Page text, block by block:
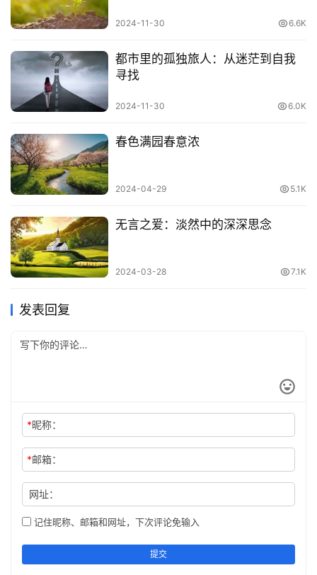
译文：懂得满足就不会受到屈辱，懂得适可而止就不会遇到
10.百里不同风，千里不同俗。《汉书》
译文：在一百里的范围之内，可能气候是一样的，出了一百
里，这个气候就不同了，如果你出了一千里，俗也不同了。
11.不汲汲于富贵，不戚戚于贫贱。《汉书》
12.事不当时固争，防祸于未然。《汉书》
译文：事情不应该立马确定下来，防止祸端在没有发生之
难以挽留住的而又容易失去的东西，就是时间了。说明人应
当珍惜时间，努力进取。
14.贫贱之交不可忘，糟糠之妻不下堂。《后汉书》
贫贱时的朋友不能忘记，共患难的妻子不可抛弃。
造成重大的错误，是由于开头时错了一点点。
2024-11-30 6.6K
都市里的孤独旅人：从迷茫到自我
寻找
2024-11-30 6.0K
春色满园春意浓
2024-04-29 5.1K
无言之爱：淡然中的深深思念
2024-03-28 7.1K
发表回复
*昵称：
*邮箱：
网址：
记住昵称、邮箱和网址，下次评论免输入
提交